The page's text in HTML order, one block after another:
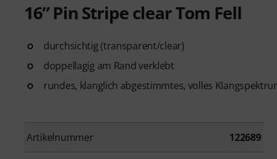
16” Pin Stripe clear Tom Fell
durchsichtig (transparent/clear)
doppellagig am Rand verklebt
rundes, klanglich abgestimmtes, volles
Artikelnummer 122689